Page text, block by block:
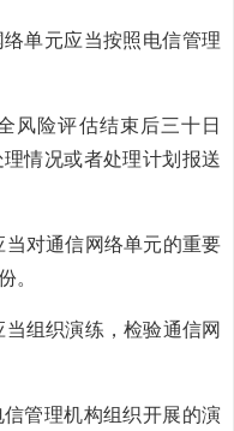
单元应当按照电信管理
险评估结束后三十日
情况或者处理计划报送
对通信网络单元的重要
。
组织演练，检验通信网
管理机构组织开展的演